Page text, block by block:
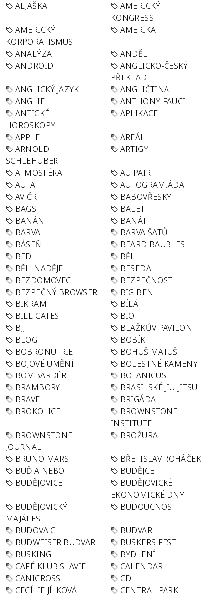
ALJAŠKA
AMERICKÝ
KONGRESS
AMERICKÝ
KORPORATISMUS
AMERIKA
ANALÝZA
ANDĚL
ANDROID
ANGLICKO-ČESKÝ
PŘEKLAD
ANGLICKÝ JAZYK
ANGLIČTINA
ANGLIE
ANTHONY FAUCI
ANTICKÉ
HOROSKOPY
APLIKACE
APPLE
AREÁL
ARNOLD
SCHLEHUBER
ARTIGY
ATMOSFÉRA
AU PAIR
AUTA
AUTOGRAMIÁDA
AV ČR
BABOVŘESKY
BAGS
BALET
BANÁN
BANÁT
BARVA
BARVA ŠATŮ
BÁSEŇ
BEARD BAUBLES
BED
BĚH
BĚH NADĚJE
BESEDA
BEZDOMOVEC
BEZPEČNOST
BEZPEČNÝ BROWSER
BIG BEN
BIKRAM
BÍLÁ
BILL GATES
BIO
BJJ
BLAŽKŮV PAVILON
BLOG
BOBÍK
BOBRONUTRIE
BOHUŠ MATUŠ
BOJOVÉ UMĚNÍ
BOLESTNÉ KAMENY
BOMBARDÉR
BOTANICUS
BRAMBORY
BRASILSKÉ JIU-JITSU
BRAVE
BRIGÁDA
BROKOLICE
BROWNSTONE
INSTITUTE
BROWNSTONE
JOURNAL
BROŽURA
BRUNO MARS
BŘETISLAV ROHÁČEK
BUĎ A NEBO
BUDĚJCE
BUDĚJOVICE
BUDĚJOVICKÉ
EKONOMICKÉ DNY
BUDĚJOVICKÝ
MAJÁLES
BUDOUCNOST
BUDOVA C
BUDVAR
BUDWEISER BUDVAR
BUSKERS FEST
BUSKING
BYDLENÍ
CAFÉ KLUB SLAVIE
CALENDAR
CANICROSS
CD
CECÍLIE JÍLKOVÁ
CENTRAL PARK